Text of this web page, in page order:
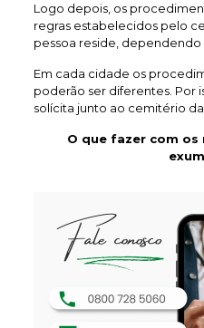
Logo depois, os
regras estabelecidos pelo
pessoa reside, dependendo
Em cada cidade os
poderão ser diferentes. Por
solícita junto ao cemitério
O que fazer com